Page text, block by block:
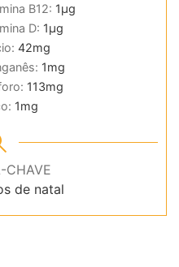
B12: 1µg
D: 1µg
42mg
1mg
113mg
1mg
CHAVE
de natal